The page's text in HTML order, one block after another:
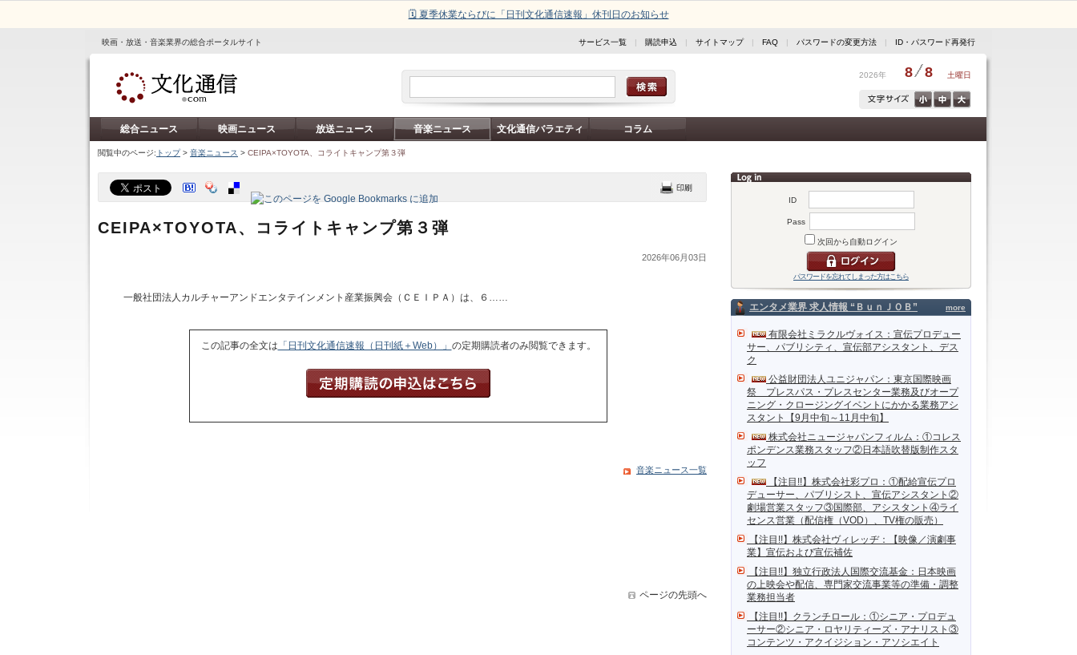
🗓️ 夏季休業ならびに「日刊文化通信速報」休刊日のお知らせ
映画・放送・音楽業界の総合ポータルサイト サービス一覧 | 購読申込 | サイトマップ| FAQ | パスワードの変更方法 | ID・パスワード再発行
2026年 8 8 土曜日
総合ニュース 映画ニュース 放送ニュース 音楽ニュース 文化通信バラエティ コラム
閲覧中のページ: トップ> 音楽ニュース > CEIPA×TOYOTA、コライトキャンプ第３弾
ID
Pass
次回から自動ログイン
パスワードを忘れてしまった方はこちら
more
エンタメ業界 求人情報 “ＢｕｎＪＯＢ”
有限会社ミラクルヴォイス：宣伝プロデュー
サー、パブリシティ、宣伝部アシスタント、デス
ク
公益財団法人ユニジャパン：東京国際映画
祭 プレスパス・プレスセンター業務及びオープ
ニング・クロージングイベントにかかる業務アシ
スタント【9月中旬～11月中旬】
株式会社ニュージャパンフィルム：①コレス
ポンデンス業務スタッフ②日本語吹替版制作スタ
ッフ
【注目!!】株式会社彩プロ：①配給宣伝プロ
デューサー、パブリシスト、宣伝アシスタント②
劇場営業スタッフ③国際部、アシスタント④ライ
センス営業（配信権（VOD）、TV権の販売）
【注目!!】株式会社ヴィレッヂ：【映像／演劇事
業】宣伝および宣伝補佐
【注目!!】独立行政法人国際交流基金：日本映画
の上映会や配信、専門家交流事業等の準備・調整
業務担当者
【注目!!】クランチロール：①シニア・プロデュ
ーサー②シニア・ロヤリティーズ・アナリスト③
コンテンツ・アクイジション・アソシエイト
CEIPA×TOYOTA、コライトキャンプ第３弾
2026年06月03日
一般社団法人カルチャーアンドエンタテインメント産業振興会（ＣＥＩＰＡ）は、６……
この記事の全文は 「日刊文化通信速報（日刊紙＋Web）」 の定期購読者のみ閲覧できます。
音楽ニュース一覧
ページの先頭へ